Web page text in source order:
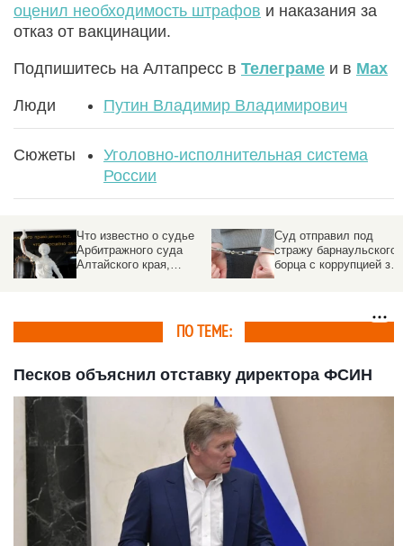
оценил необходимость штрафов и наказания за
отказ от вакцинации.
Подпишитесь на Алтапресс в Телеграме и в Max
Люди Путин Владимир Владимирович
Сюжеты
Уголовно-исполнительная система
России
Что известно о судье
Арбитражного суда
Алтайского края,
Суд отправил под
стражу барнаульского
борца с коррупцией за
ПО ТЕМЕ:
Песков объяснил отставку директора ФСИН